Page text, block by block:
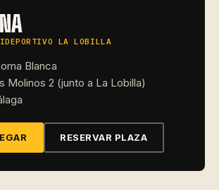
LA LOBILLA
Blanca
Molinos 2 (junto a La Lobilla)
RESERVAR PLAZA